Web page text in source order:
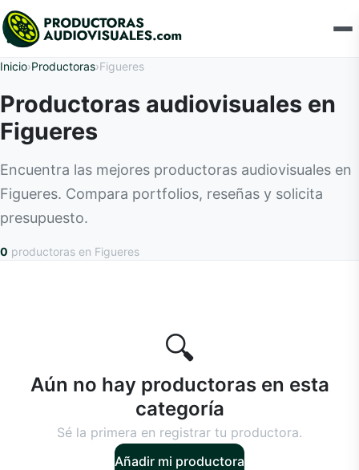
Inicio›Productoras›Figueres
Productoras audiovisuales en
Figueres
Encuentra las mejores productoras audiovisuales en
Figueres. Compara portfolios, reseñas y solicita
presupuesto.
0 productoras en Figueres
🔍
Aún no hay productoras en esta
categoría
Sé la primera en registrar tu productora.
Añadir mi productora